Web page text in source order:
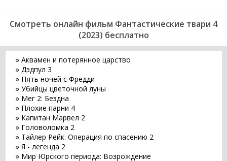
Смотреть онлайн фильм Фантастические твари 4
(2023) бесплатно
Аквамен и потерянное царство
Дэдпул 3
Пять ночей с Фредди
Убийцы цветочной луны
Мег 2: Бездна
Плохие парни 4
Капитан Марвел 2
Головоломка 2
Тайлер Рейк: Операция по спасению 2
Я - легенда 2
Мир Юрского периода: Возрождение